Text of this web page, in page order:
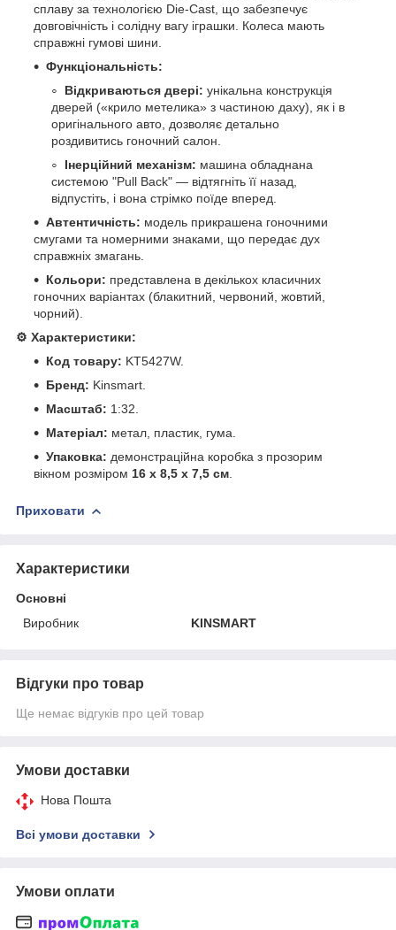
сплаву за технологією Die-Cast, що забезпечує
довговічність і солідну вагу іграшки. Колеса мають
справжні гумові шини.
Функціональність:
Відкриваються двері: унікальна конструкція
дверей («крило метелика» з частиною даху), як і в
оригінального авто, дозволяє детально
роздивитись гоночний салон.
Інерційний механізм: машина обладнана
системою "Pull Back" — відтягніть її назад,
відпустіть, і вона стрімко поїде вперед.
Автентичність: модель прикрашена гоночними
смугами та номерними знаками, що передає дух
справжніх змагань.
Кольори: представлена в декількох класичних
гоночних варіантах (блакитний, червоний, жовтий,
чорний).
⚙️ Характеристики:
Код товару: KT5427W.
Бренд: Kinsmart.
Масштаб: 1:32.
Матеріал: метал, пластик, гума.
Упаковка: демонстраційна коробка з прозорим
вікном розміром 16 х 8,5 х 7,5 см
Приховати
Характеристики
Основні
Виробник
KINSMART
Відгуки про товар
Ще немає відгуків про цей товар
Умови доставки
Нова Пошта
Всі умови доставки
Умови оплати